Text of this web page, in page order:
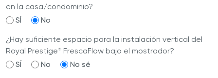
en la casa/condominio?
SÍ
No
¿Hay suficiente espacio para la instalación vertical del
Royal Prestige® FrescaFlow bajo el mostrador?
SÍ
No No sé